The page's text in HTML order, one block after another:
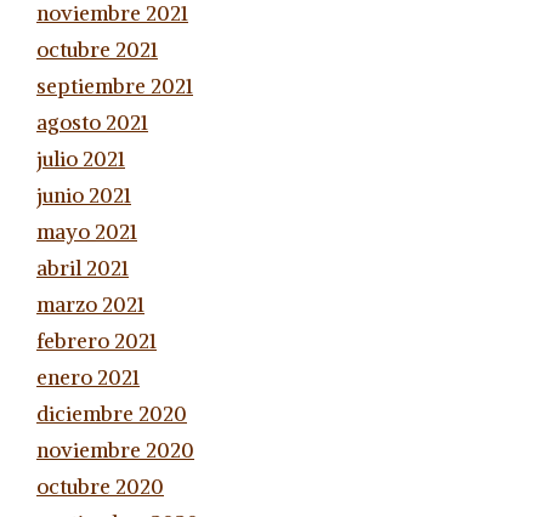
noviembre 2021
octubre 2021
septiembre 2021
agosto 2021
julio 2021
junio 2021
mayo 2021
abril 2021
marzo 2021
febrero 2021
enero 2021
diciembre 2020
noviembre 2020
octubre 2020